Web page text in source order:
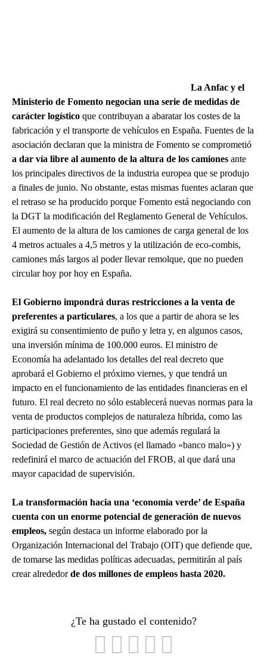
La Anfac y el
Ministerio de Fomento negocian una serie de medidas de
carácter logístico que contribuyan a abaratar los costes de la
fabricación y el transporte de vehículos en España. Fuentes de la
asociación declaran que la ministra de Fomento se comprometió
a dar vía libre al aumento de la altura de los camiones ante
los principales directivos de la industria europea que se produjo
a finales de junio. No obstante, estas mismas fuentes aclaran que
el retraso se ha producido porque Fomento está negociando con
la DGT la modificación del Reglamento General de Vehículos.
El aumento de la altura de los camiones de carga general de los
4 metros actuales a 4,5 metros y la utilización de eco-combis,
camiones más largos al poder llevar remolque, que no pueden
circular hoy por hoy en España.
El Gobierno impondrá duras restricciones a la venta de
preferentes a particulares, a los que a partir de ahora se les
exigirá su consentimiento de puño y letra y, en algunos casos,
una inversión mínima de 100.000 euros. El ministro de
Economía ha adelantado los detalles del real decreto que
aprobará el Gobierno el próximo viernes, y que tendrá un
impacto en el funcionamiento de las entidades financieras en el
futuro. El real decreto no sólo establecerá nuevas normas para la
venta de productos complejos de naturaleza híbrida, como las
participaciones preferentes, sino que además regulará la
Sociedad de Gestión de Activos (el llamado «banco malo») y
redefinirá el marco de actuación del FROB, al que dará una
mayor capacidad de supervisión.
La transformación hacia una ‘economía verde’ de España
cuenta con un enorme potencial de generación de nuevos
empleos, según destaca un informe elaborado por la
Organización Internacional del Trabajo (OIT) que defiende que,
de tomarse las medidas políticas adecuadas, permitirán al país
crear alrededorde dos millones de empleos hasta 2020.
¿Te ha gustado el contenido?